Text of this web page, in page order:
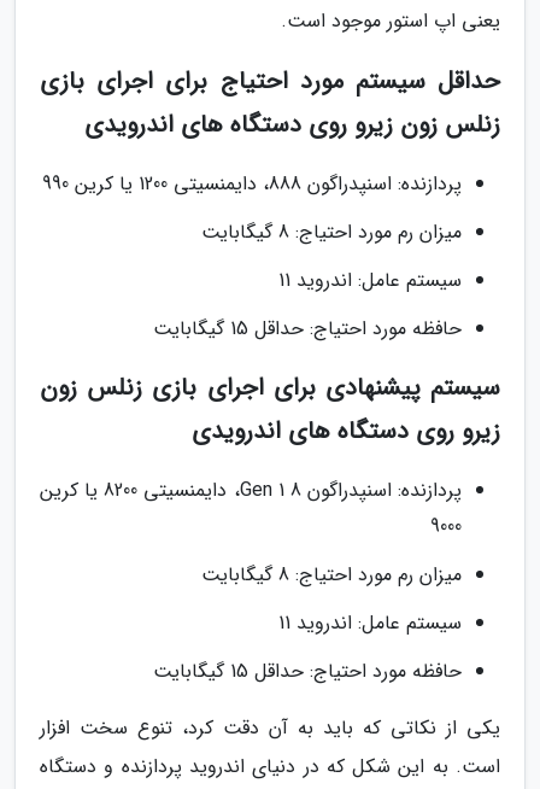
یعنی اپ استور موجود است.
حداقل سیستم مورد احتیاج برای اجرای بازی
زنلس زون زیرو روی دستگاه های اندرویدی
پردازنده: اسنپدراگون 888، دایمنسیتی 1200 یا کرین 990
میزان رم مورد احتیاج: 8 گیگابایت
سیستم عامل: اندروید 11
حافظه مورد احتیاج: حداقل 15 گیگابایت
سیستم پیشنهادی برای اجرای بازی زنلس زون
زیرو روی دستگاه های اندرویدی
پردازنده: اسنپدراگون 8 Gen 1، دایمنسیتی 8200 یا کرین
9000
میزان رم مورد احتیاج: 8 گیگابایت
سیستم عامل: اندروید 11
حافظه مورد احتیاج: حداقل 15 گیگابایت
یکی از نکاتی که باید به آن دقت کرد، تنوع سخت افزار
است. به این شکل که در دنیای اندروید پردازنده و دستگاه